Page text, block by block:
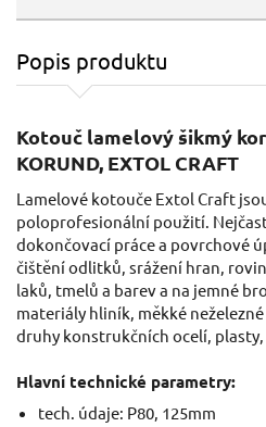
Popis produktu
Kotouč lamelový šikmý
KORUND, EXTOL CRAFT
Lamelové kotouče Extol Craft
poloprofesionální použití.
dokončovací práce a povrchové
čištění odlitků, srážení hran,
laků, tmelů a barev a na jemné
materiály hliník, měkké
druhy konstrukčních ocelí,
Hlavní technické parametry:
tech. údaje: P80, 125mm